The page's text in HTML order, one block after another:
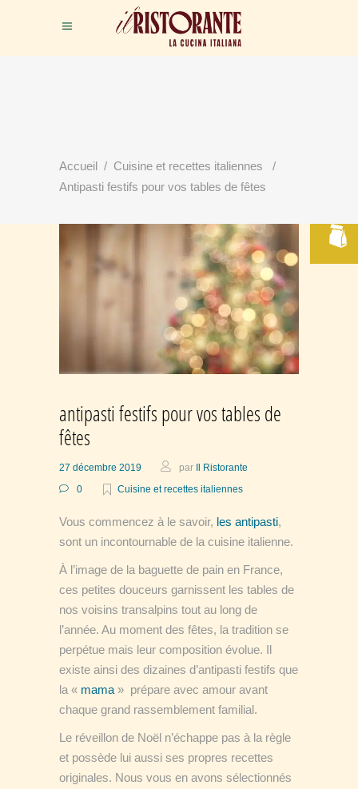
Accueil / Cuisine et recettes italiennes
/
Antipasti festifs pour vos tables de fêtes
antipasti festifs pour vos tables de
fêtes
27 décembre 2019 par Il Ristorante
0
Cuisine et recettes italiennes
Vous commencez à le savoir, les antipasti,
sont un incontournable de la cuisine italienne.
À l’image de la baguette de pain en France,
ces petites douceurs garnissent les tables de
nos voisins transalpins tout au long de
l’année. Au moment des fêtes, la tradition se
perpétue mais leur composition évolue. Il
existe ainsi des dizaines d’antipasti festifs que
la « mama » prépare avec amour avant
chaque grand rassemblement familial.
Le réveillon de Noël n’échappe pas à la règle
et possède lui aussi ses propres recettes
originales. Nous vous en avons sélectionnés
RÉSERVER
VOTRE TABLE